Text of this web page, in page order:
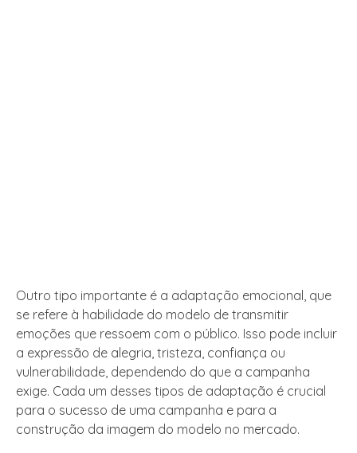
Outro tipo importante é a adaptação emocional, que
se refere à habilidade do modelo de transmitir
emoções que ressoem com o público. Isso pode incluir
a expressão de alegria, tristeza, confiança ou
vulnerabilidade, dependendo do que a campanha
exige. Cada um desses tipos de adaptação é crucial
para o sucesso de uma campanha e para a
construção da imagem do modelo no mercado.